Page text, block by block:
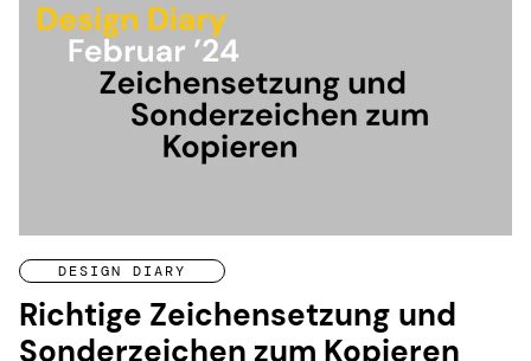
DESIGN DIARY
Richtige Zeichensetzung und
Sonderzeichen zum Kopieren